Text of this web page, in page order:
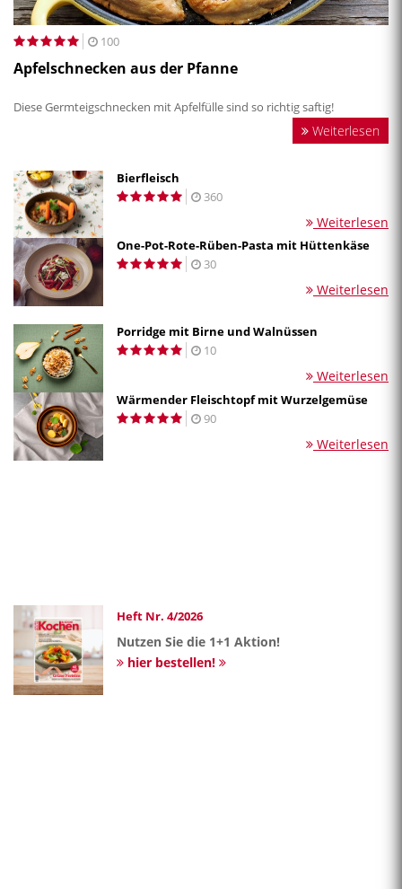
100
Apfelschnecken aus der Pfanne
Diese Germteigschnecken mit Apfelfülle sind so richtig saftig!
Weiterlesen
Bierfleisch
360
Weiterlesen
One-Pot-Rote-Rüben-Pasta mit Hüttenkäse
30
Weiterlesen
Porridge mit Birne und Walnüssen
10
Weiterlesen
Wärmender Fleischtopf mit Wurzelgemüse
90
Weiterlesen
Heft Nr. 4/2026
Nutzen Sie die 1+1 Aktion!
hier bestellen!